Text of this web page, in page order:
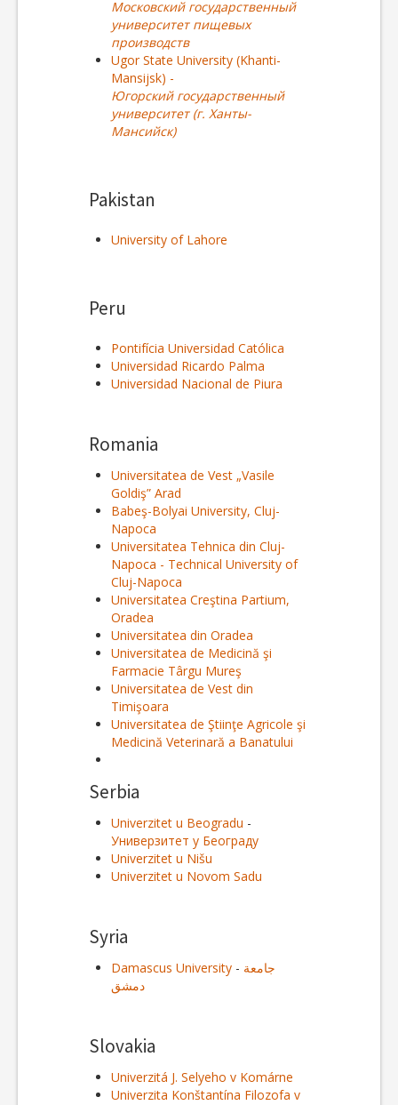
Московский государственный
университет пищевых
производств
Ugor State University (Khanti-
Mansijsk) -
Югорский государственный
университет (г. Ханты-
Мансийск)
Pakistan
University of Lahore
Peru
Pontifícia Universidad Católica
Universidad Ricardo Palma
Universidad Nacional de Piura
Romania
Universitatea de Vest „Vasile
Goldiş” Arad
Babeş-Bolyai University, Cluj-
Napoca
Universitatea Tehnica din Cluj-
Napoca - Technical University of
Cluj-Napoca
Universitatea Creştina Partium,
Oradea
Universitatea din Oradea
Universitatea de Medicină şi
Farmacie Târgu Mureş
Universitatea de Vest din
Timişoara
Universitatea de Ştiinţe Agricole şi
Medicină Veterinară a Banatului
Serbia
Univerzitet u Beogradu -
Универзитет у Београду
Univerzitet u Nišu
Univerzitet u Novom Sadu
Syria
Damascus University - جامعة
دمشق
Slovakia
Univerzitá J. Selyeho v Komárne
Univerzita Konštantína Filozofa v